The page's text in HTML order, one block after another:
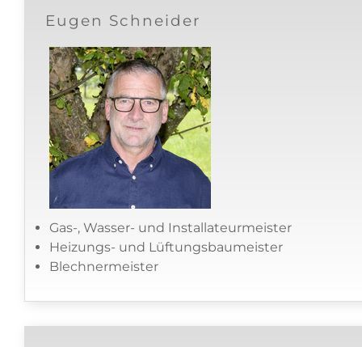
Eugen Schneider
Gas-, Wasser- und Installateurmeister
Heizungs- und Lüftungsbaumeister
Blechnermeister